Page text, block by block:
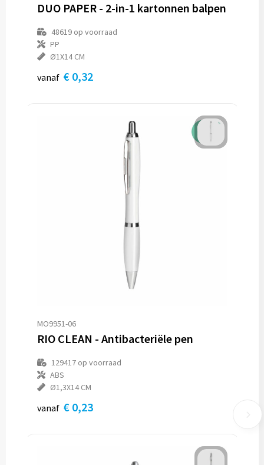
DUO PAPER - 2-in-1 kartonnen balpen
48619op voorraad
PP
Ø1X14 CM
vanaf € 0,32
MO9951-06
RIO CLEAN - Antibacteriële pen
129417op voorraad
ABS
Ø1,3X14 CM
vanaf € 0,23